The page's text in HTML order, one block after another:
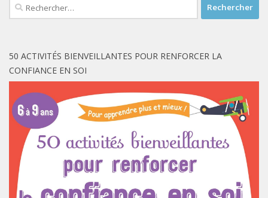
Rechercher :
50 ACTIVITÉS BIENVEILLANTES POUR RENFORCER LA
CONFIANCE EN SOI